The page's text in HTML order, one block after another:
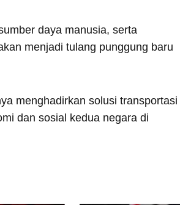
daya manusia, serta
menjadi tulang punggung baru
menghadirkan solusi transportasi
dan sosial kedua negara di